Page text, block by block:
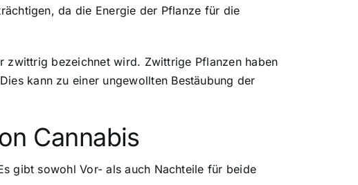
da die Energie der Pflanze für die
zwittrig bezeichnet wird. Zwittrige Pflanzen haben
kann zu einer ungewollten Bestäubung der
Cannabis
gibt sowohl Vor- als auch Nachteile für beide